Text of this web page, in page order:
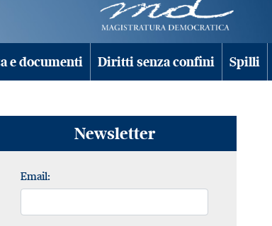
e documenti Diritti senza confini Spilli
Newsletter
Email: